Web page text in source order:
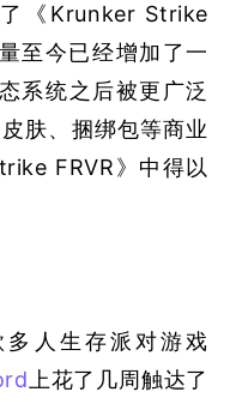
《Krunker Strike
至今已经增加了一
系统之后被更广泛
肤、捆绑包等商业
FRVR》中得以
人生存派对游戏
上花了几周触达了